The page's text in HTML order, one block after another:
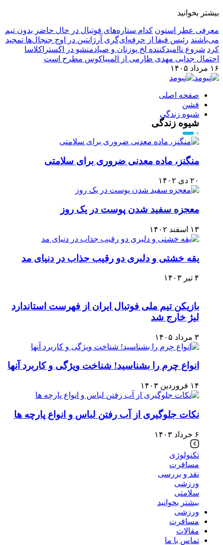
بیشتر بخوانید
معرفی عطر استون کدام ستاره‌های فوتبال در حال حاضر بدون تیم
می‌باشند رئیس فیفا از حرفه‌ای‌گری آرژانتین در اوج جنجال‌ها تمجید
کرد شروع ناامیدکننده لخ پوزنان و صیادمنشو در اکستراکلاسا
احتمال جدایی مهدی طارمی از المپیاکوس مطرح است
۱۶ مرداد ۱۴۰۵
صفحه اصلی
فشن
شیوه زندگی
شیوه زندگی
منگنز، ماده معدنی ضروری برای سلامتی
۲۰ دی ۱۴۰۲
معجزه سفید شدن پوست در یک روز
۱۳ اسفند ۱۴۰۲
یقه خشتی و دلبری دو رقیب جذاب در دنیای مد
۴ تیر ۱۴۰۳
بازیکن تیم ملی فوتبال ایران از فهرست استاندارد
لیژ خارج شد
۳ مرداد ۱۴۰۵
انواع چرم را بشناسید! شناخت ویژگی و کاربرد آنها
۱۴ فروردین ۱۴۰۳
نکات جلوگیری از آب رفتن لباس و انواع پارچه ها
۶ خرداد ۱۴۰۳
تکنولوژی
مسافرت
نقد و بررسی
ورزشی
سلامتی
بیشتر بخوانید
ورزشی
مسافرت
مقالات
تماس با ما